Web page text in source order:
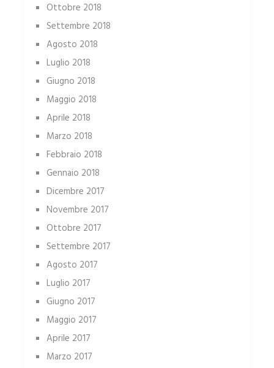
Ottobre 2018
Settembre 2018
Agosto 2018
Luglio 2018
Giugno 2018
Maggio 2018
Aprile 2018
Marzo 2018
Febbraio 2018
Gennaio 2018
Dicembre 2017
Novembre 2017
Ottobre 2017
Settembre 2017
Agosto 2017
Luglio 2017
Giugno 2017
Maggio 2017
Aprile 2017
Marzo 2017